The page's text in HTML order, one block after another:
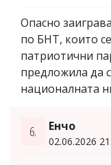
Опасно
по БНТ, които
патриотични
предложила да
националната
6. Енчо
02.06.2026